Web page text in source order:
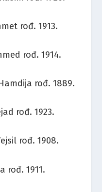
rođ. 1913.
rođ. 1914.
rođ. 1889.
rođ. 1923.
rođ. 1908.
rođ. 1911.